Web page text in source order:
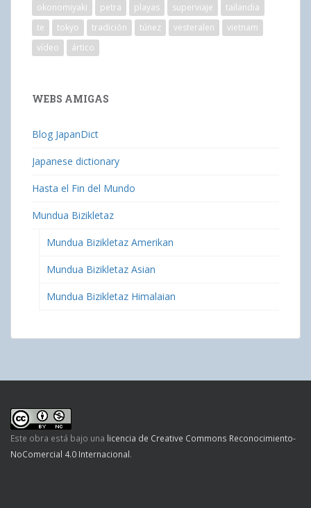
okonomiyaki
petra playas superviaje
tailandia
te
tokyo tradición túnez vesteralen
vietnam
vídeo
ártico
WEBS AMIGAS
Blog JapanDict
Japanese dictionary
Hasta el Fin del Mundo
Mundua Bizikletaz
Mundua Bizikletaz Amerikan
Mundua Bizikletaz Asian
Mundua Bizikletaz Himalaian
Este obra está bajo una licencia de Creative Commons Reconocimiento-
NoComercial 4.0 Internacional.